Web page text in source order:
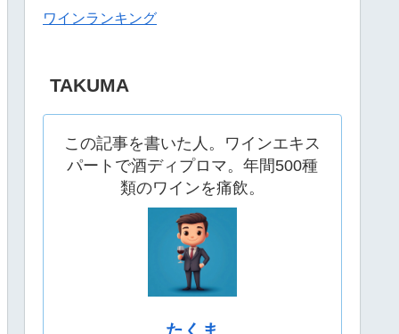
ワインランキング
TAKUMA
この記事を書いた人。ワインエキス
パートで酒ディプロマ。年間500種
類のワインを痛飲。